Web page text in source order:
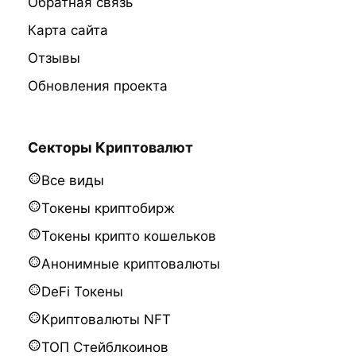
Карта сайта
Отзывы
Обновления проекта
Секторы Криптовалют
Все виды
Токены криптобирж
Токены крипто кошельков
Анонимные криптовалюты
DeFi Токены
Криптовалюты NFT
ТОП Стейблкоинов